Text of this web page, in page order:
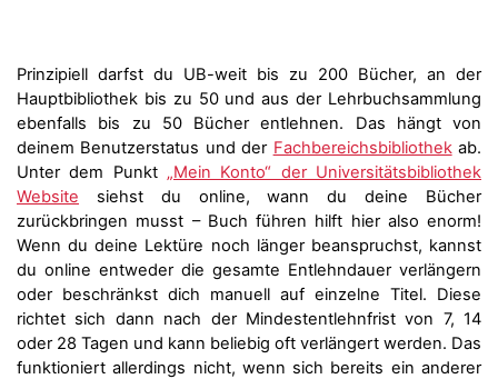
Prinzipiell darfst du UB-weit bis zu 200 Bücher, an der
Hauptbibliothek bis zu 50 und aus der Lehrbuchsammlung
ebenfalls bis zu 50 Bücher entlehnen. Das hängt von
deinem Benutzerstatus und der Fachbereichsbibliothekab.
Unter dem Punkt „Mein Konto“ der Universitätsbibliothek
Website siehst du online, wann du deine Bücher
zurückbringen musst – Buch führen hilft hier also enorm!
Wenn du deine Lektüre noch länger beanspruchst, kannst
du online entweder die gesamte Entlehndauer verlängern
oder beschränkst dich manuell auf einzelne Titel. Diese
richtet sich dann nach der Mindestentlehnfrist von 7, 14
oder 28 Tagen und kann beliebig oft verlängert werden. Das
funktioniert allerdings nicht, wenn sich bereits ein anderer